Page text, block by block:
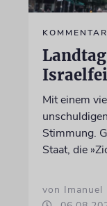
KOMMENTAR
Mit einem
Stimmung.
Staat, die
von Imanuel